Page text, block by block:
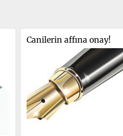
Canilerin affına onay!